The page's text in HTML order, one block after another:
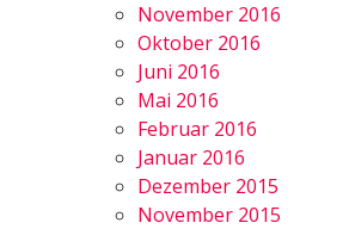
November 2016
Oktober 2016
Juni 2016
Mai 2016
Februar 2016
Januar 2016
Dezember 2015
November 2015